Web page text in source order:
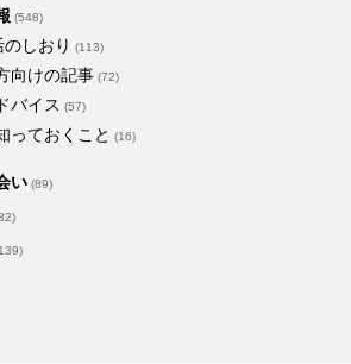
(548)
しおり (113)
向けの記事 (72)
バイス (57)
っておくこと (16)
い (89)